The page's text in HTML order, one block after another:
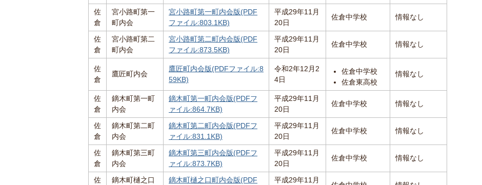
佐
倉
宮小路町第一
町内会
宮小路町第一町内会版(PDF
ファイル:803.1KB)
平成29年11月
20日
佐倉中学校 情報なし
佐
倉
宮小路町第二
町内会
宮小路町第二町内会版(PDF
ファイル:873.5KB)
平成29年11月
20日
佐倉中学校 情報なし
佐
倉
鷹匠町内会
鷹匠町内会版(PDFファイル:8
59KB)
令和2年12月2
4日
佐倉中学校
佐倉東高校
情報なし
佐
倉
鏑木町第一町
内会
鏑木町第一町内会版(PDFフ
ァイル:864.7KB)
平成29年11月
20日
佐倉中学校 情報なし
佐
倉
鏑木町第二町
内会
鏑木町第二町内会版(PDFフ
ァイル:831.1KB)
平成29年11月
20日
佐倉中学校 情報なし
佐
倉
鏑木町第三町
内会
鏑木町第三町内会版(PDFフ
ァイル:873.7KB)
平成29年11月
20日
佐倉中学校 情報なし
佐
鏑木町樋之口
鏑木町樋之口町内会版(PDF
平成29年11月